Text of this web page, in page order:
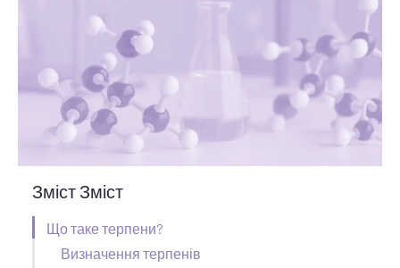
Зміст Зміст
Що таке терпени?
Визначення терпенів